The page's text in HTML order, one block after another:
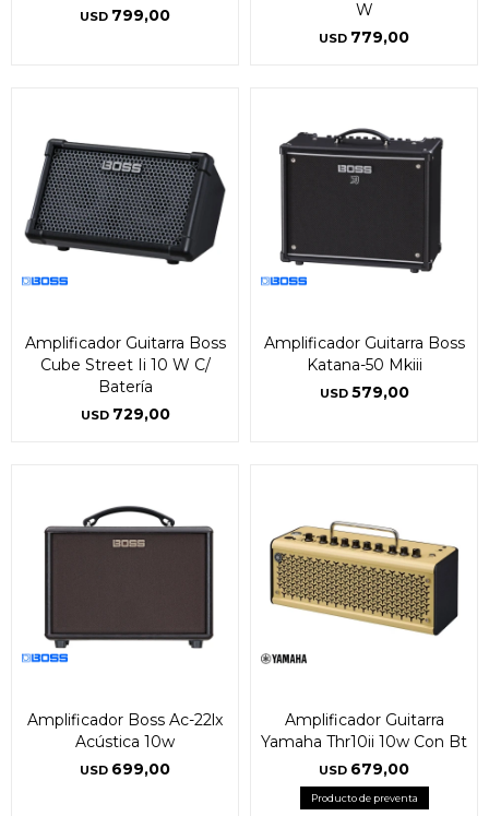
USD 799,00
W
USD 779,00
Amplificador Guitarra Boss
Cube Street Ii 10 W C/
Batería
USD 729,00
Amplificador Guitarra Boss
Katana-50 Mkiii
USD 579,00
Amplificador Boss Ac-22lx
Acústica 10w
USD 699,00
Amplificador Guitarra
Yamaha Thr10ii 10w Con Bt
USD 679,00
Producto de preventa